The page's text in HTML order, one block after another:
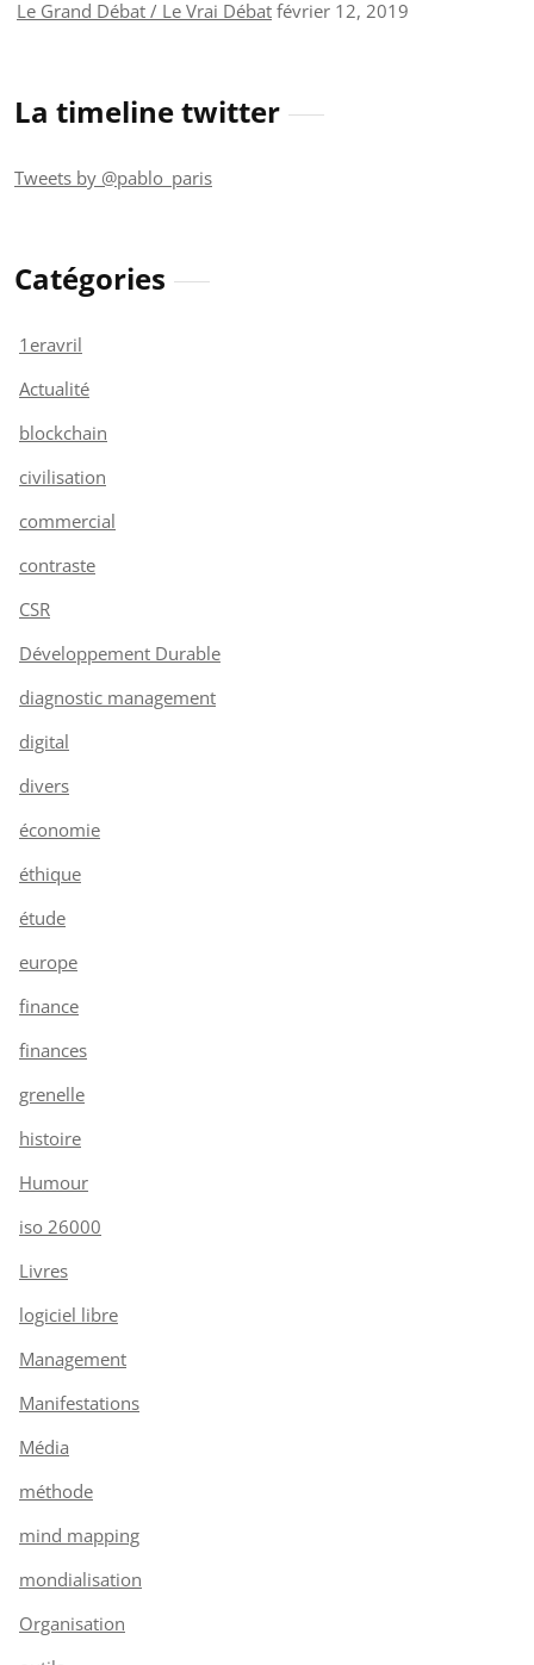
Le Grand Débat / Le Vrai Débat février 12, 2019
La timeline twitter
Tweets by @pablo_paris
Catégories
1eravril
Actualité
blockchain
civilisation
commercial
contraste
CSR
Développement Durable
diagnostic management
digital
divers
économie
éthique
étude
europe
finance
finances
grenelle
histoire
Humour
iso 26000
Livres
logiciel libre
Management
Manifestations
Média
méthode
mind mapping
mondialisation
Organisation